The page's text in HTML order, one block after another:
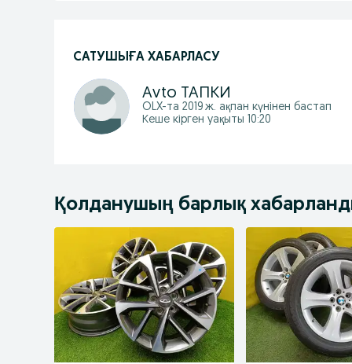
САТУШЫҒА ХАБАРЛАСУ
Аvto ТАПКИ
OLX-та 2019 ж. ақпан күнінен бастап
Кеше кірген уақыты 10:20
Қолданушың барлық